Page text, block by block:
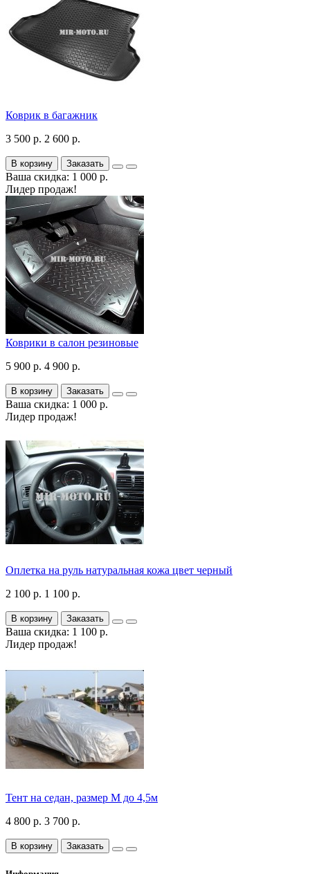
Коврик в багажник
3 500 р. 2 600 р.
В корзину Заказать
Ваша скидка: 1 000 р.
Лидер продаж!
Коврики в салон резиновые
5 900 р. 4 900 р.
В корзину Заказать
Ваша скидка: 1 000 р.
Лидер продаж!
Оплетка на руль натуральная кожа цвет черный
2 100 р. 1 100 р.
В корзину Заказать
Ваша скидка: 1 100 р.
Лидер продаж!
Тент на седан, размер М до 4,5м
4 800 р. 3 700 р.
В корзину Заказать